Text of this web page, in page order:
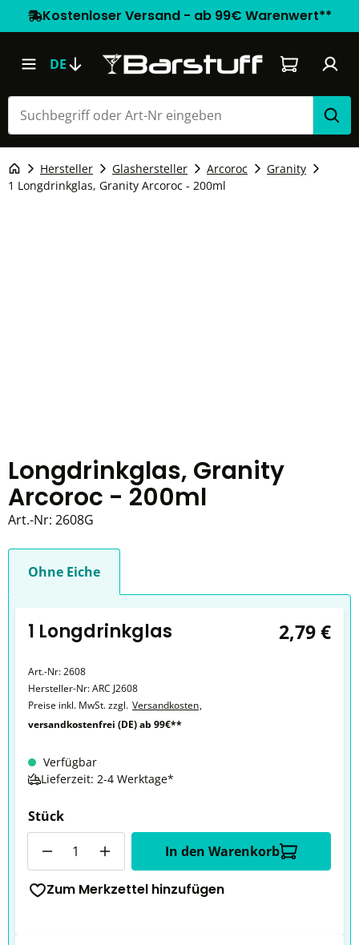
Kostenloser Versand - ab 99€ Warenwert**
DE Warenkorb
Hersteller Glashersteller Arcoroc
Granity
1 Longdrinkglas, Granity Arcoroc - 200ml
Longdrinkglas, Granity
Arcoroc - 200ml
Art.-Nr: 2608G
Ohne Eiche
1 Longdrinkglas 2,79 €
Art.-Nr:2608
Hersteller-Nr:ARC J2608
Preise inkl. MwSt. zzgl. Versandkosten,
versandkostenfrei (DE) ab 99€**
Verfügbar
Lieferzeit: 2-4 Werktage*
Stück
In den Warenkorb
Zum Merkzettel hinzufügen